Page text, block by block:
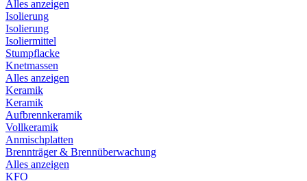
Alles anzeigen
Isolierung
Isolierung
Isoliermittel
Stumpflacke
Knetmassen
Alles anzeigen
Keramik
Keramik
Aufbrennkeramik
Vollkeramik
Anmischplatten
Brennträger & Brennüberwachung
Alles anzeigen
KFO